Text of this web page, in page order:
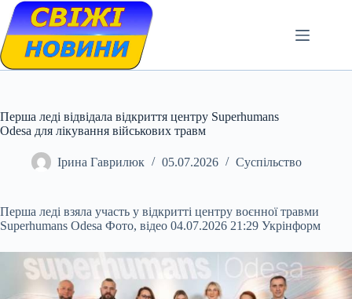
Skip
content
Перша леді відвідала відкриття центру Superhumans
Odesa для лікування військових травм
Ірина Гаврилюк 05.07.2026 Суспільство
Перша леді взяла участь у відкритті центру воєнної травми
Superhumans Odesa Фото, відео 04.07.2026 21:29 Укрінформ